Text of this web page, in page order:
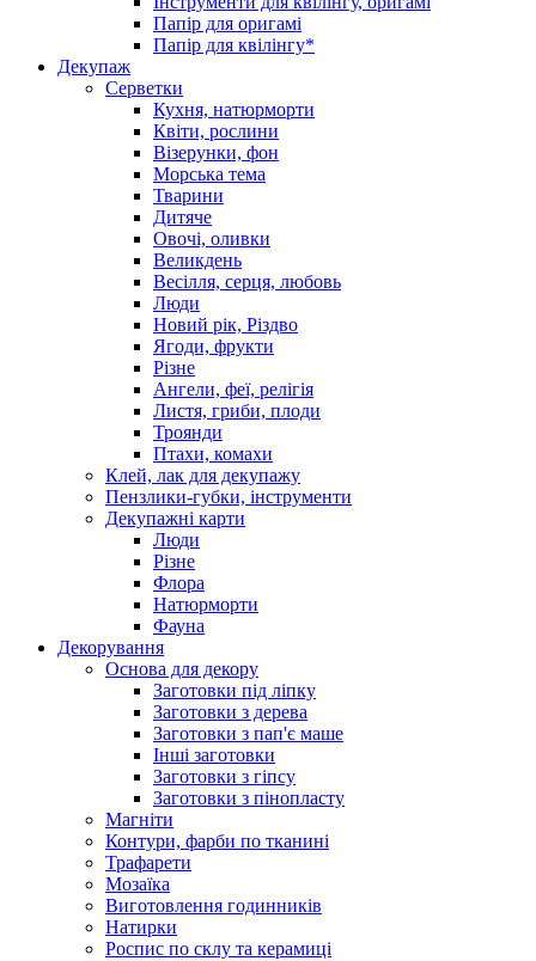
Папір для оригамі
Папір для квілінгу*
Декупаж
Серветки
Кухня, натюрморти
Квіти, рослини
Візерунки, фон
Морська тема
Тварини
Дитяче
Овочі, оливки
Великдень
Весілля, серця, любовь
Люди
Новий рік, Різдво
Ягоди, фрукти
Різне
Ангели, феї, релігія
Листя, гриби, плоди
Троянди
Птахи, комахи
Клей, лак для декупажу
Пензлики-губки, інструменти
Декупажні карти
Люди
Різне
Флора
Натюрморти
Фауна
Декорування
Основа для декору
Заготовки під ліпку
Заготовки з дерева
Заготовки з пап'є маше
Інші заготовки
Заготовки з гіпсу
Заготовки з пінопласту
Магніти
Контури, фарби по тканині
Трафарети
Мозаїка
Виготовлення годинників
Натирки
Роспис по склу та керамиці